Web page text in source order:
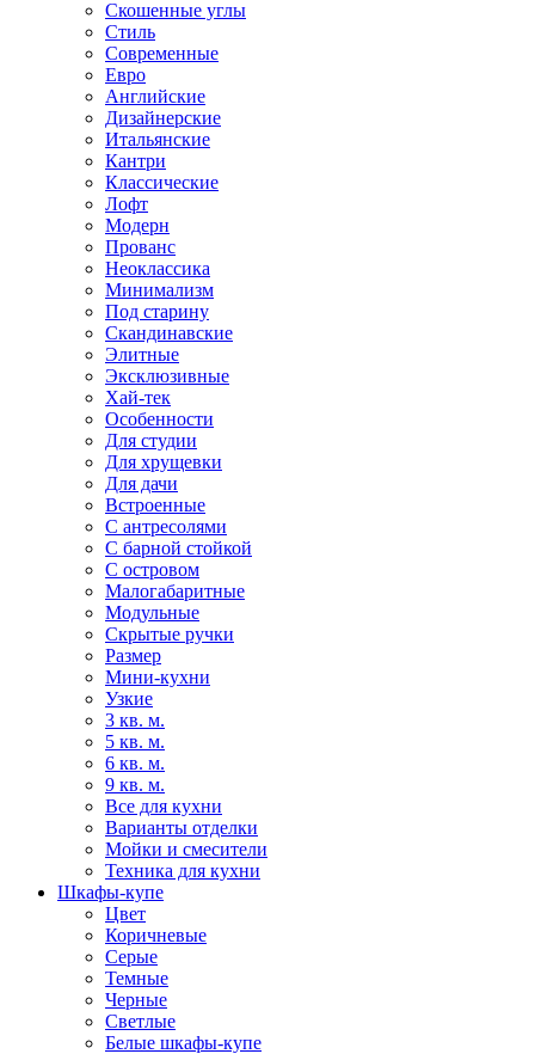
Скошенные углы
Стиль
Современные
Евро
Английские
Дизайнерские
Итальянские
Кантри
Классические
Лофт
Модерн
Прованс
Неоклассика
Минимализм
Под старину
Скандинавские
Элитные
Эксклюзивные
Хай-тек
Особенности
Для студии
Для хрущевки
Для дачи
Встроенные
С антресолями
С барной стойкой
С островом
Малогабаритные
Модульные
Скрытые ручки
Размер
Мини-кухни
Узкие
3 кв. м.
5 кв. м.
6 кв. м.
9 кв. м.
Все для кухни
Варианты отделки
Мойки и смесители
Техника для кухни
Шкафы-купе
Цвет
Коричневые
Серые
Темные
Черные
Светлые
Белые шкафы-купе